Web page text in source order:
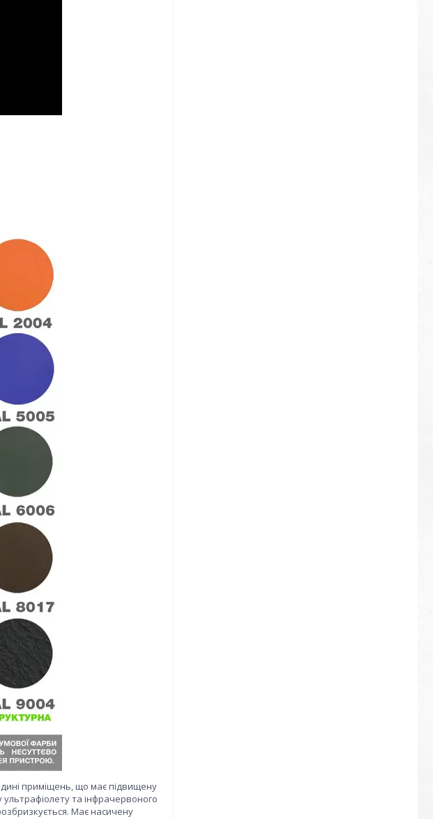
приміщень, що має підвищену
та інфрачервоного
Має насичену